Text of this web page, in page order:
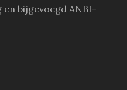
bijgevoegd ANBI-